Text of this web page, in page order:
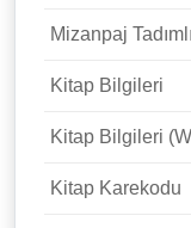
Mizanpaj
Kitap Bilgileri
Kitap Bilgileri
Kitap Karekodu